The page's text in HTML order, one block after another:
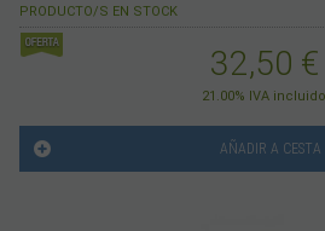
PRODUCTO/S EN STOCK
32,50 €
21.00% IVA incluido
AÑADIR A CESTA